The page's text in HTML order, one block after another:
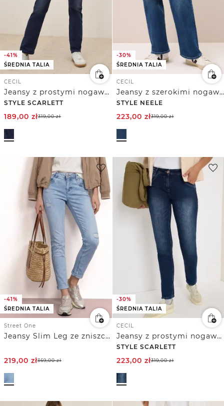
-41%
ŚREDNIA TALIA
CECIL
Jeansy z prostymi nogawkami
STYLE SCARLETT
189,00 zł319,00zł
-30%
ŚREDNIA TALIA
CECIL
Jeansy z szerokimi nogawkami
STYLE NEELE
223,00 zł319,00zł
-41%
ŚREDNIA TALIA
Street One
Jeansy Slim Leg ze zniszczonymi detalami
219,00 zł369,00zł
-30%
ŚREDNIA TALIA
CECIL
Jeansy z prostymi nogawkami
STYLE SCARLETT
223,00 zł319,00zł